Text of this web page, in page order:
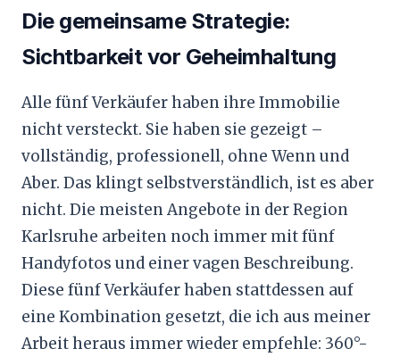
Die gemeinsame Strategie:
Sichtbarkeit vor Geheimhaltung
Alle fünf Verkäufer haben ihre Immobilie
nicht versteckt. Sie haben sie gezeigt –
vollständig, professionell, ohne Wenn und
Aber. Das klingt selbstverständlich, ist es aber
nicht. Die meisten Angebote in der Region
Karlsruhe arbeiten noch immer mit fünf
Handyfotos und einer vagen Beschreibung.
Diese fünf Verkäufer haben stattdessen auf
eine Kombination gesetzt, die ich aus meiner
Arbeit heraus immer wieder empfehle: 360°-